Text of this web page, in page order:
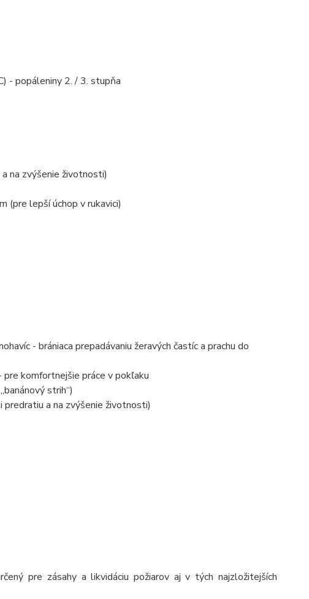
- popáleniny 2. / 3. stupňa
na zvýšenie životnosti)
(pre lepší úchop v rukavici)
- brániaca prepadávaniu žeravých častíc a prachu do
komfortnejšie práce v pokľaku
strih“)
a na zvýšenie životnosti)
pre zásahy a likvidáciu požiarov aj v tých najzložitejších